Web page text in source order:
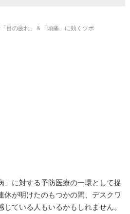
目の疲れ」＆「頭痛」に効くツボ
に対する予防医療の一環として捉
休が明けたのもつかの間、デスクワ
ている人もいるかもしれません。